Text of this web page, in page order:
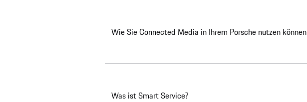
Wie Sie Connected Media in Ihrem Porsche nutzen können
Was ist Smart Service?